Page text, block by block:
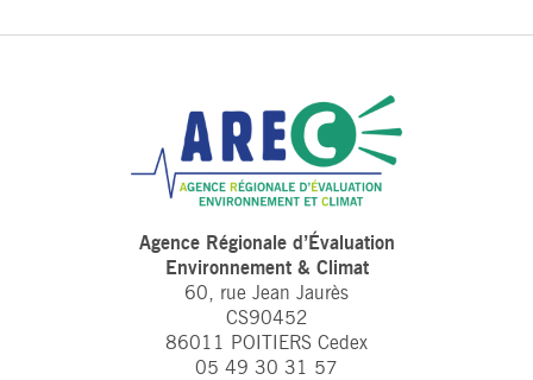
Agence Régionale d’Évaluation
Environnement & Climat
60, rue Jean Jaurès
CS90452
86011 POITIERS Cedex
05 49 30 31 57